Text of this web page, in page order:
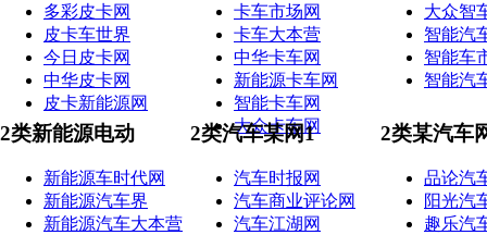
多彩皮卡网
皮卡车世界
今日皮卡网
中华皮卡网
皮卡新能源网
卡车市场网
卡车大本营
中华卡车网
新能源卡车网
智能卡车网
大众卡车网
大众智
智能汽
智能车
智能汽
2类新能源电动
新能源车时代网
新能源汽车界
新能源汽车大本营
2类汽车某网1
汽车时报网
汽车商业评论网
汽车江湖网
2类某汽车
品论汽
阳光汽
趣乐汽